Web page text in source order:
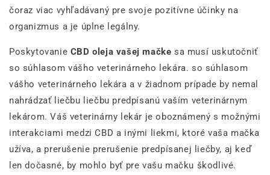
čoraz viac vyhľadávaný pre svoje pozitívne účinky na
organizmus a je úplne legálny.
Poskytovanie CBD oleja vašej mačke sa musí uskutočniť
so súhlasom vášho veterinárneho lekára. so súhlasom
vášho veterinárneho lekára a v žiadnom prípade by nemal
nahrádzať liečbu liečbu predpísanú vaším veterinárnym
lekárom. Váš veterinárny lekár je oboznámený s možnými
interakciami medzi CBD a inými liekmi, ktoré vaša mačka
užíva, a prerušenie prerušenie predpísanej liečby, aj keď
len dočasné, by mohlo byť pre vašu mačku škodlivé.